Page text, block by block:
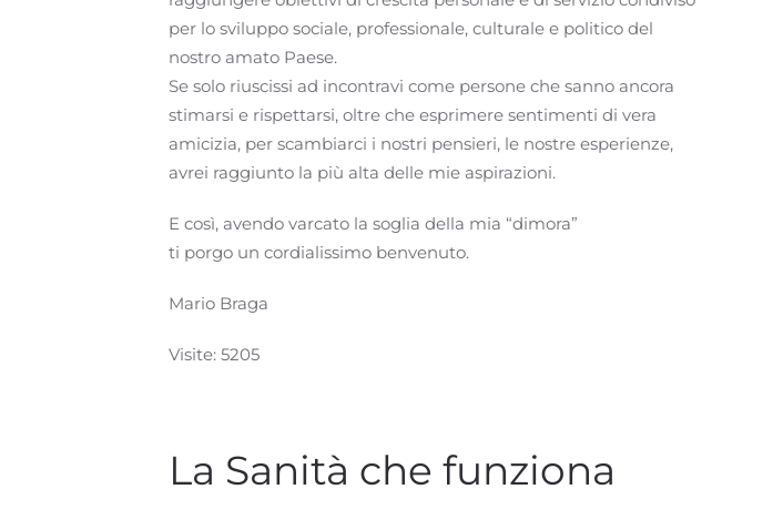
per lo sviluppo sociale, professionale, culturale e politico del
nostro amato Paese.
Se solo riuscissi ad incontravi come persone che sanno ancora
stimarsi e rispettarsi, oltre che esprimere sentimenti di vera
amicizia, per scambiarci i nostri pensieri, le nostre esperienze,
avrei raggiunto la più alta delle mie aspirazioni.
E così, avendo varcato la soglia della mia “dimora”
ti porgo un cordialissimo benvenuto.
Mario Braga
Visite: 5205
La Sanità che funziona